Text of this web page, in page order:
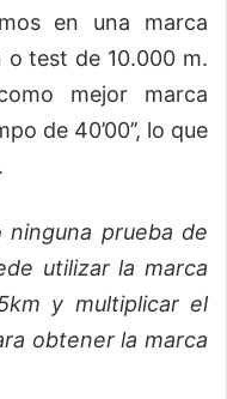
en una marca
test de 10.000 m.
mejor marca
de 40’00’’, lo que
ninguna prueba de
utilizar la marca
y multiplicar el
obtener la marca